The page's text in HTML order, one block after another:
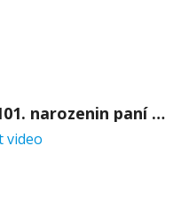
Oslava 101. narozenin paní Věry Skořepové
video